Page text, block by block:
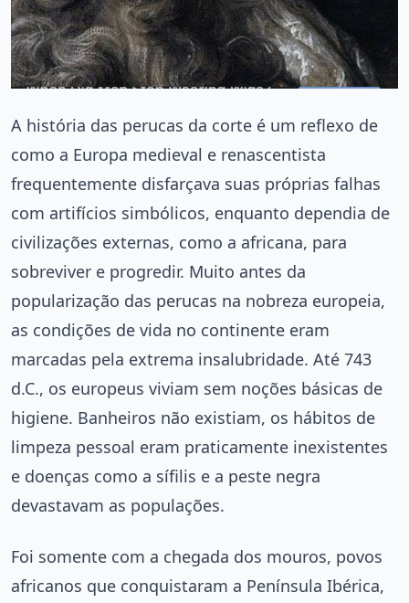
A história das perucas da corte é um reflexo de
como a Europa medieval e renascentista
frequentemente disfarçava suas próprias falhas
com artifícios simbólicos, enquanto dependia de
civilizações externas, como a africana, para
sobreviver e progredir. Muito antes da
popularização das perucas na nobreza europeia,
as condições de vida no continente eram
marcadas pela extrema insalubridade. Até 743
d.C., os europeus viviam sem noções básicas de
higiene. Banheiros não existiam, os hábitos de
limpeza pessoal eram praticamente inexistentes
e doenças como a sífilis e a peste negra
devastavam as populações.
Foi somente com a chegada dos mouros, povos
africanos que conquistaram a Península Ibérica,